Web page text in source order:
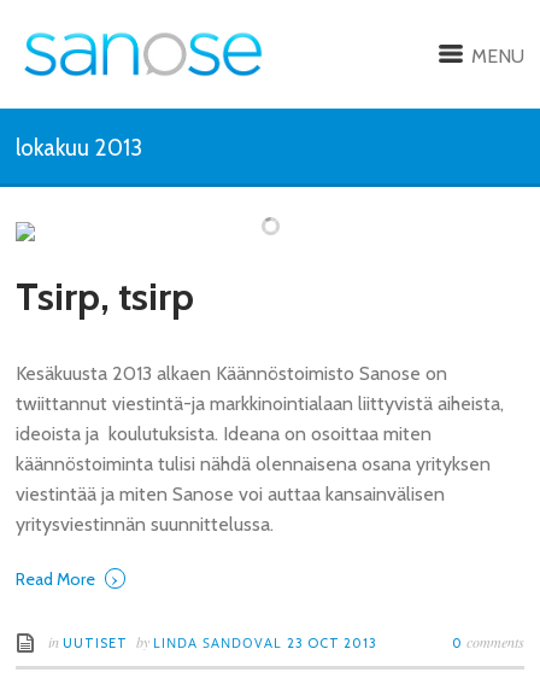
MENU
lokakuu 2013
Tsirp, tsirp
Kesäkuusta 2013 alkaen Käännöstoimisto Sanose on
twiittannut viestintä-ja markkinointialaan liittyvistä aiheista,
ideoista ja koulutuksista. Ideana on osoittaa miten
käännöstoiminta tulisi nähdä olennaisena osana yrityksen
viestintää ja miten Sanose voi auttaa kansainvälisen
yritysviestinnän suunnittelussa.
Read More ›
inUUTISET by LINDA SANDOVAL23 OCT 2013 0 comments